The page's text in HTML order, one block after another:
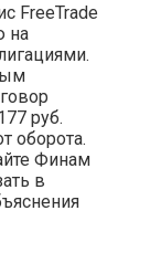
FreeTrade
на
руб.
оборота.
Финам
в